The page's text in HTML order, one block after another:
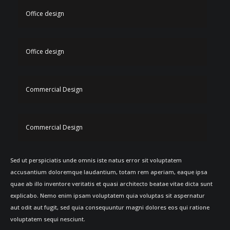
Office design
Office design
Commercial Design
Commercial Design
Sed ut perspiciatis unde omnis iste natus error sit voluptatem
accusantium doloremque laudantium, totam rem aperiam, eaque ipsa
quae ab illo inventore veritatis et quasi architecto beatae vitae dicta sunt
explicabo. Nemo enim ipsam voluptatem quia voluptas sit aspernatur
aut odit aut fugit, sed quia consequuntur magni dolores eos qui ratione
voluptatem sequi nesciunt.